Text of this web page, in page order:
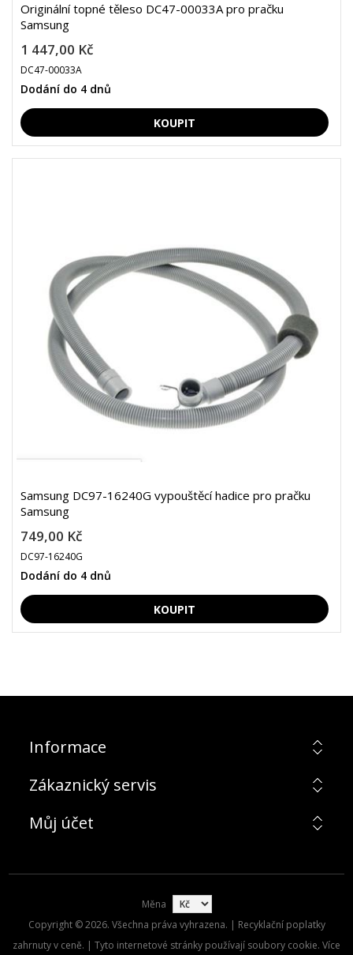
Originální topné těleso DC47-00033A pro pračku
Samsung
1 447,00 Kč
DC47-00033A
Dodání do 4 dnů
Samsung DC97-16240G vypouštěcí hadice pro pračku
Samsung
749,00 Kč
DC97-16240G
Dodání do 4 dnů
Informace
Zákaznický servis
Můj účet
Měna
Copyright © 2026. Všechna práva vyhrazena. | Recyklační poplatky
zahrnuty v ceně. | Tyto internetové stránky používají soubory cookie. Více